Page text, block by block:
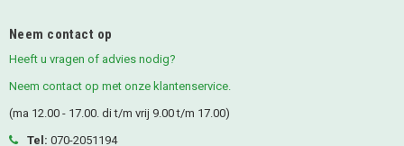
Neem contact op
Heeft u vragen of advies nodig?
Neem contact op met onze klantenservice.
(ma 12.00 - 17.00. di t/m vrij 9.00 t/m 17.00)
Tel: 070-2051194